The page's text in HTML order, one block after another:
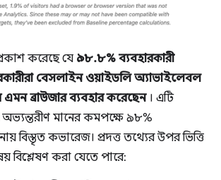
করেছে যে ৯৮.৮% ব্যবহারকারী
বেসলাইন ওয়াইডলি অ্যাভাইলেবল
এমন ব্রাউজার ব্যবহার করেছেন। এটি
অভ্যন্তরীণ মানের কমপক্ষে ৯৮%
বিস্তৃত কভারেজ। প্রদত্ত তথ্যের উপর ভিত্তি
বিশ্লেষণ করা যেতে পারে: